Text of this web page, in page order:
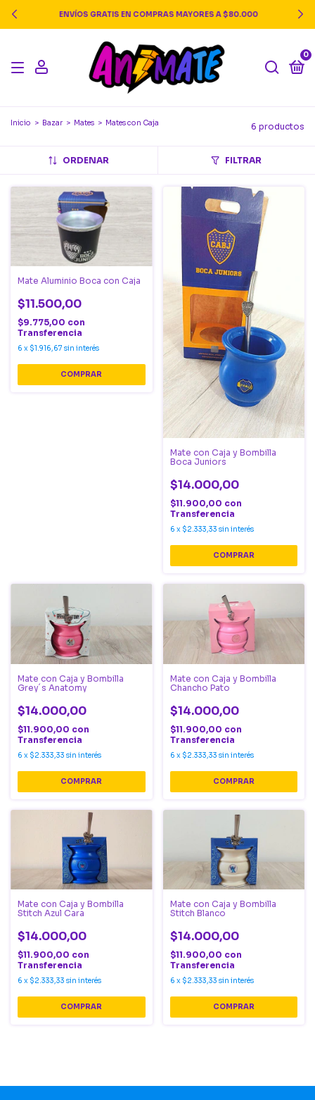
ENVÍOS GRATIS EN COMPRAS MAYORES A $80.000
0
Inicio > Bazar > Mates > Mates con Caja 6 productos
ORDENAR FILTRAR
Mate Aluminio Boca con Caja
$11.500,00
$9.775,00 con
Transferencia
6 x $1.916,67 sin interés
Mate con Caja y Bombilla
Boca Juniors
$14.000,00
$11.900,00 con
Transferencia
6 x $2.333,33 sin interés
Mate con Caja y Bombilla
Grey´s Anatomy
$14.000,00
$11.900,00 con
Transferencia
6 x $2.333,33 sin interés
Mate con Caja y Bombilla
Chancho Pato
$14.000,00
$11.900,00 con
Transferencia
6 x $2.333,33 sin interés
Mate con Caja y Bombilla
Stitch Azul Cara
$14.000,00
$11.900,00 con
Transferencia
6 x $2.333,33 sin interés
Mate con Caja y Bombilla
Stitch Blanco
$14.000,00
$11.900,00 con
Transferencia
6 x $2.333,33 sin interés